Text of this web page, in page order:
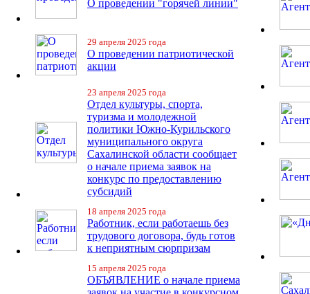
О проведении "горячей линии"
29 апреля 2025 года
О проведении патриотической
акции
23 апреля 2025 года
Отдел культуры, спорта,
туризма и молодежной
политики Южно-Курильского
муниципального округа
Сахалинской области сообщает
о начале приема заявок на
конкурс по предоставлению
субсидий
18 апреля 2025 года
Работник, если работаешь без
трудового договора, будь готов
к неприятным сюрпризам
15 апреля 2025 года
ОБЪЯВЛЕНИЕ о начале приема